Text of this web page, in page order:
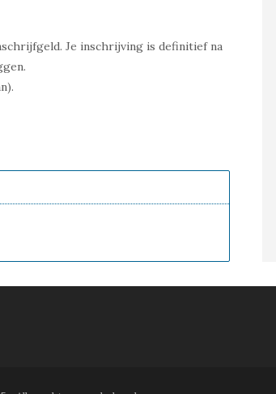
Je inschrijving is definitief na